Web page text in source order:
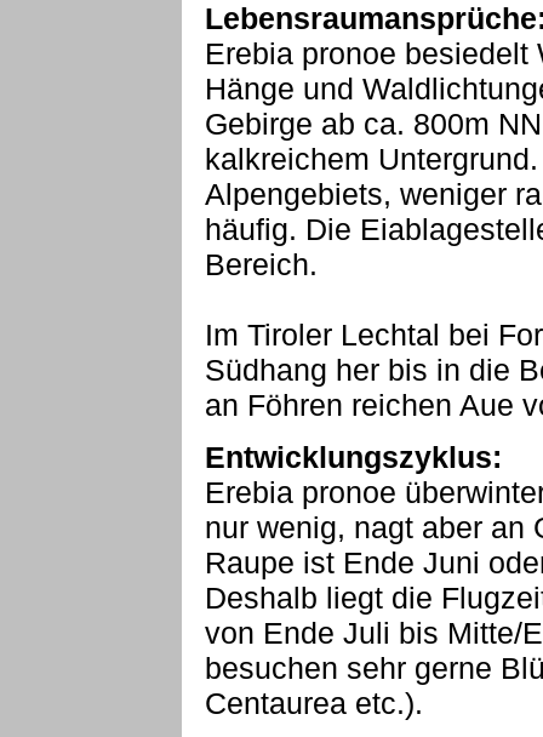
Erebia pronoe
Hänge und
Gebirge ab ca. 800m
kalkreichem
Alpengebiets, weniger
häufig. Die
Bereich.
Im Tiroler Lechtal bei
Südhang her bis in die
an Föhren reichen Aue
Entwicklungszyklus:
Erebia pronoe
nur wenig, nagt aber an
Raupe ist Ende Juni
Deshalb liegt die
von Ende Juli bis Mitte/
besuchen sehr gerne
Centaurea etc.).